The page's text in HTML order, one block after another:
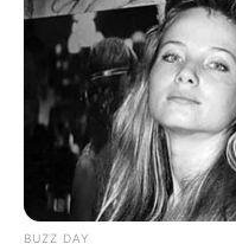
BUZZ DAY